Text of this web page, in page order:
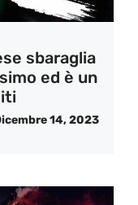
sbaraglia
ed è un
14, 2023